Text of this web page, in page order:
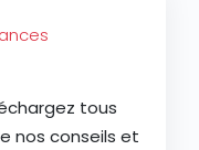
tous
nos conseils et